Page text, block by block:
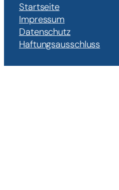
Startseite
Impressum
Datenschutz
Haftungsausschluss